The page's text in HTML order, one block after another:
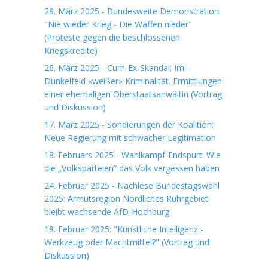
29. März 2025 - Bundesweite Demonstration:
"Nie wieder Krieg - Die Waffen nieder"
(Proteste gegen die beschlossenen
Kriegskredite)
26. März 2025 - Cum-Ex-Skandal: Im
Dunkelfeld «weißer» Kriminalität. Ermittlungen
einer ehemaligen Oberstaatsanwältin (Vortrag
und Diskussion)
17. März 2025 - Sondierungen der Koalition:
Neue Regierung mit schwacher Legitimation
18. Februars 2025 - Wahlkampf-Endspurt: Wie
die „Volksparteien“ das Volk vergessen haben
24. Februar 2025 - Nachlese Bundestagswahl
2025: Armutsregion Nördliches Ruhrgebiet
bleibt wachsende AfD-Hochburg
18. Februar 2025: "Künstliche Intelligenz -
Werkzeug oder Machtmittel?" (Vortrag und
Diskussion)